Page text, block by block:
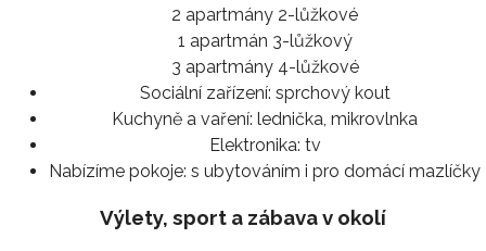
2 apartmány 2-lůžkové
1 apartmán 3-lůžkový
3 apartmány 4-lůžkové
Sociální zařízení: sprchový kout
Kuchyně a vaření: lednička, mikrovlnka
Elektronika: tv
Nabízíme pokoje: s ubytováním i pro domácí mazlíčky
Výlety, sport a zábava v okolí